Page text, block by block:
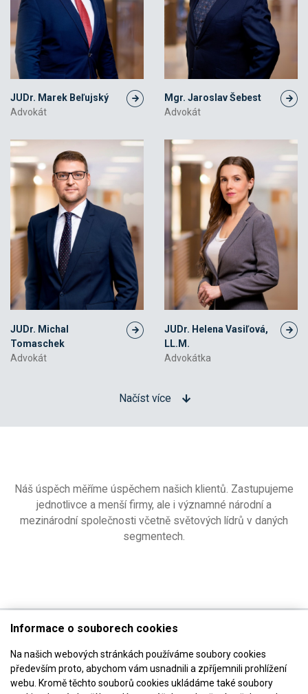
JUDr. Marek Beľujský
Advokát
Mgr. Jaroslav Šebest
Advokát
JUDr. Michal
Tomaschek
Advokát
JUDr. Helena Vasiľová,
LL.M.
Advokátka
Načíst více
Náš úspěch měříme úspěchem našich klientů. Zastupujeme
jednotlivce a menší firmy, ale i významné národní a
mezinárodní společnosti včetně světových lídrů v daných
segmentech.
Informace o souborech cookies
Na našich webových stránkách používáme soubory cookies
především proto, abychom vám usnadnili a zpříjemnili prohlížení
webu. Kromě těchto souborů cookies ukládáme také soubory